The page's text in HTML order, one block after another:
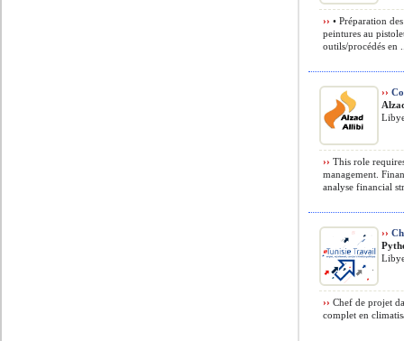
›› • Préparation
peintures au
outils/procédés en
››
›› This role
management.
analyse financial
››
›› Chef de projet
complet en